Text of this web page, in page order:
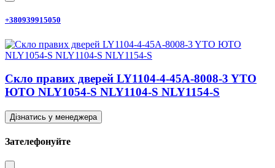
+380939915050
Скло правих дверей LY1104-4-45A-8008-3 YTO
ЮТО NLY1054-S NLY1104-S NLY1154-S
Дізнатись у менеджера
Зателефонуйте